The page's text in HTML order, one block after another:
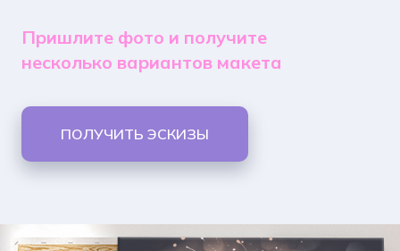
Пришлите фото и получите
несколько вариантов макета
ПОЛУЧИТЬ ЭСКИЗЫ